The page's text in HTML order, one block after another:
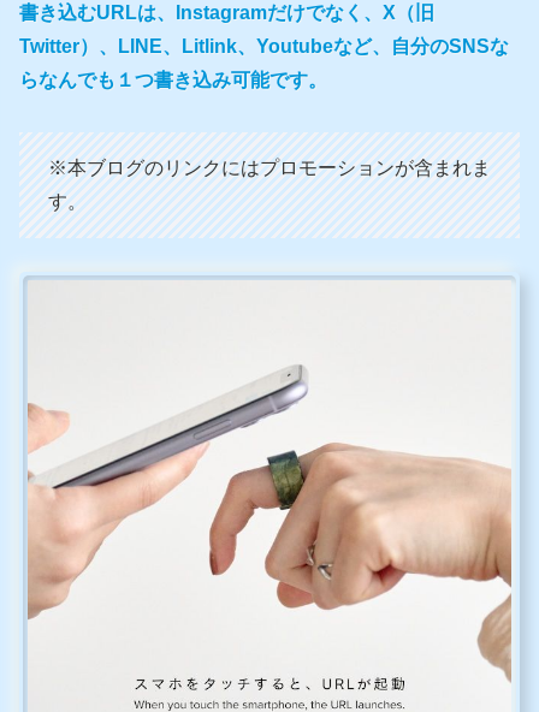
書き込むURLは、Instagramだけでなく、X（旧
Twitter）、LINE、Litlink、Youtubeなど、自分のSNSな
らなんでも１つ書き込み可能です。
※本ブログのリンクにはプロモーションが含まれま
す。